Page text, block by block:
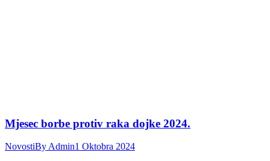
Mjesec borbe protiv raka dojke 2024.
NovostiBy Admin1 Oktobra 2024